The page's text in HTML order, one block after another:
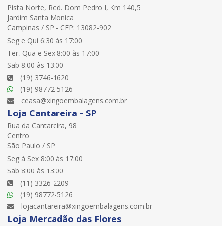
Pista Norte, Rod. Dom Pedro I, Km 140,5
Jardim Santa Monica
Campinas / SP - CEP: 13082-902
Seg e Qui 6:30 às 17:00
Ter, Qua e Sex 8:00 às 17:00
Sab 8:00 às 13:00
(19) 3746-1620
(19) 98772-5126
ceasa@xingoembalagens.com.br
Loja Cantareira - SP
Rua da Cantareira, 98
Centro
São Paulo / SP
Seg à Sex 8:00 às 17:00
Sab 8:00 às 13:00
(11) 3326-2209
(19) 98772-5126
lojacantareira@xingoembalagens.com.br
Loja Mercadão das Flores